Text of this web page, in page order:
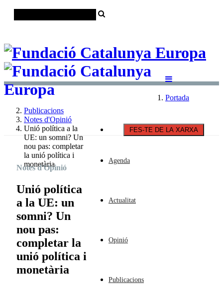
FES-TE DE LA XARXA
Agenda
Actualitat
Opinió
Publicacions
Portada
Publicacions
Notes d'Opinió
Unió política a la
UE: un somni? Un
nou pas: completar
la unió política i
monetària
Notes d'Opinió
Unió política
a la UE: un
somni? Un
nou pas:
completar la
unió política i
monetària